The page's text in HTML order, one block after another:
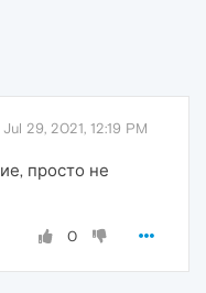
Jul 29, 2021, 12:19 PM
просто не
0